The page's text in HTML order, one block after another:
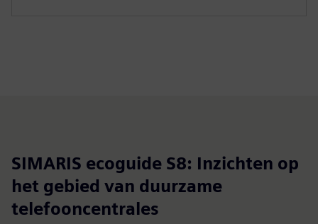
SIMARIS ecoguide S8: Inzichten op
het gebied van duurzame
telefooncentrales